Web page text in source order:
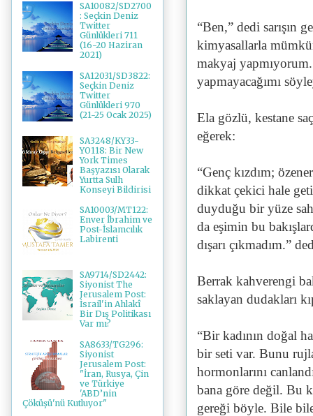
“Ben,” dedi sarışın
kimyasallarla
makyaj
yapmayacağımı
Ela gözlü, kestane
eğerek:
“Genç kızdım;
dikkat çekici hale
duyduğu bir yüze
da eşimin bu
dışarı çıkmadım.”
Berrak kahverengi
saklayan dudakları
“Bir kadının doğal
bir seti var. Bunu
hormonlarını
bana göre değil. Bu
gereği böyle. Bile
SA10082/SD2700
: Seçkin Deniz
Twitter
Günlükleri 711
(16-20 Haziran
2021)
SA12031/SD3822:
Seçkin Deniz
Twitter
Günlükleri 970
(21-25 Ocak 2025)
SA3248/KY33-
YO118: Bir New
York Times
Başyazısı Olarak
Yurtta Sulh
Konseyi Bildirisi
SA10003/MT122:
Enver İbrahim ve
Post-İslamcılık
Labirenti
SA9714/SD2442:
Siyonist The
Jerusalem Post:
İsrail'in Ahlakî
Bir Dış Politikası
Var mı?
SA8633/TG296:
Siyonist
Jerusalem Post:
"İran, Rusya, Çin
ve Türkiye
'ABD’nin
Çöküşü'nü Kutluyor"